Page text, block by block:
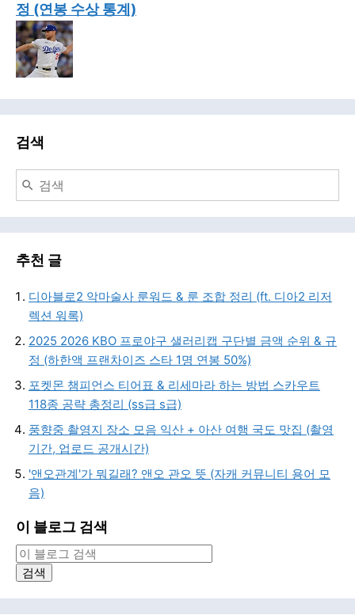
정 (연봉 수상 통계)
검색
추천 글
디아블로2 악마술사 룬워드 & 룬 조합 정리 (ft. 디아2 리저
렉션 워록)
2025 2026 KBO 프로야구 샐러리캡 구단별 금액 순위 & 규
정 (하한액 프랜차이즈 스타 1명 연봉 50%)
포켓몬 챔피언스 티어표 & 리세마라 하는 방법 스카우트
118종 공략 총정리 (ss급 s급)
풍향중 촬영지 장소 모음 익산 + 아산 여행 국도 맛집 (촬영
기간, 업로드 공개시간)
'앤오관계'가 뭐길래? 앤오 관오 뜻 (자캐 커뮤니티 용어 모
음)
이 블로그 검색